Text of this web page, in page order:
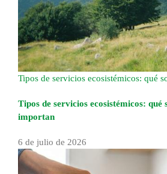
Tipos de servicios ecosistémicos: qué
Tipos de servicios ecosistémicos: qué
importan
6 de julio de 2026